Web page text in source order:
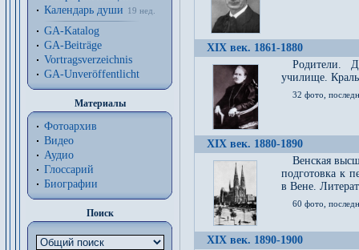
Календарь души
19 нед.
GA-Katalog
GA-Beiträge
Vortragsverzeichnis
GA-Unveröffentlicht
Материалы
Фотоархив
Видео
Аудио
Глоссарий
Биографии
Поиск
XIX век. 1861-1880
Родители.
училище.
32 фото,
XIX век. 1880-1890
Венская
подготовка к
в Вене.
60 фото,
XIX век. 1890-1900